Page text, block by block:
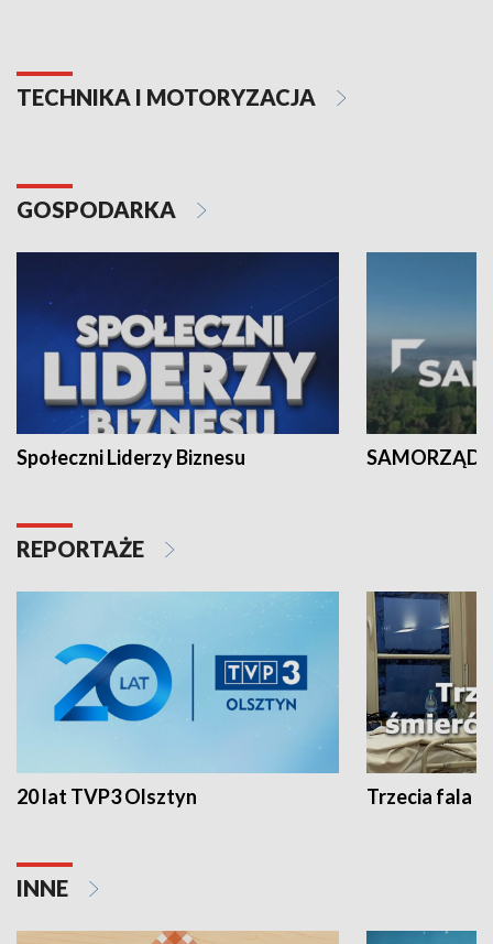
TECHNIKA I MOTORYZACJA
GOSPODARKA
Społeczni Liderzy Biznesu SAMORZĄD
REPORTAŻE
20 lat TVP3 Olsztyn Trzecia fala -
INNE